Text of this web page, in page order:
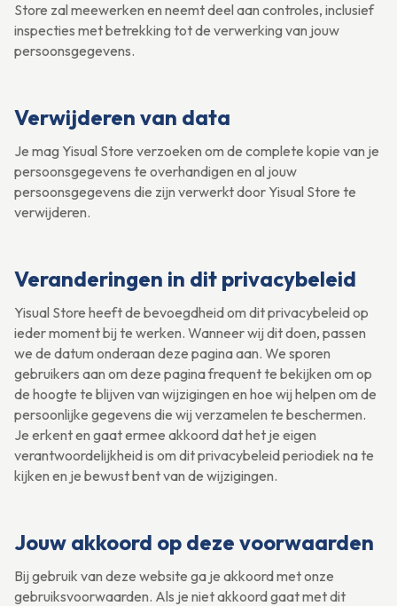
Store zal meewerken en neemt deel aan controles, inclusief
inspecties met betrekking tot de verwerking van jouw
persoonsgegevens.
Verwijderen van data
Je mag Yisual Store verzoeken om de complete kopie van je
persoonsgegevens te overhandigen en al jouw
persoonsgegevens die zijn verwerkt door Yisual Store te
verwijderen.
Veranderingen in dit privacybeleid
Yisual Store heeft de bevoegdheid om dit privacybeleid op
ieder moment bij te werken. Wanneer wij dit doen, passen
we de datum onderaan deze pagina aan. We sporen
gebruikers aan om deze pagina frequent te bekijken om op
de hoogte te blijven van wijzigingen en hoe wij helpen om de
persoonlijke gegevens die wij verzamelen te beschermen.
Je erkent en gaat ermee akkoord dat het je eigen
verantwoordelijkheid is om dit privacybeleid periodiek na te
kijken en je bewust bent van de wijzigingen.
Jouw akkoord op deze voorwaarden
Bij gebruik van deze website ga je akkoord met onze
gebruiksvoorwaarden. Als je niet akkoord gaat met dit